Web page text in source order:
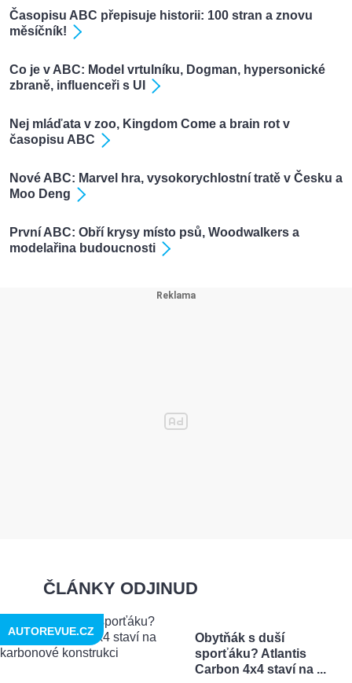
Časopisu ABC přepisuje historii: 100 stran a znovu
měsíčník!
Co je v ABC: Model vrtulníku, Dogman, hypersonické
zbraně, influenceři s UI
Nej mláďata v zoo, Kingdom Come a brain rot v
časopisu ABC
Nové ABC: Marvel hra, vysokorychlostní tratě v Česku a
Moo Deng
První ABC: Obří krysy místo psů, Woodwalkers a
modelařina budoucnosti
ČLÁNKY ODJINUD
Obytňák s duší
sporťáku? Atlantis
Carbon 4x4 staví na ...
AUTOREVUE.CZ